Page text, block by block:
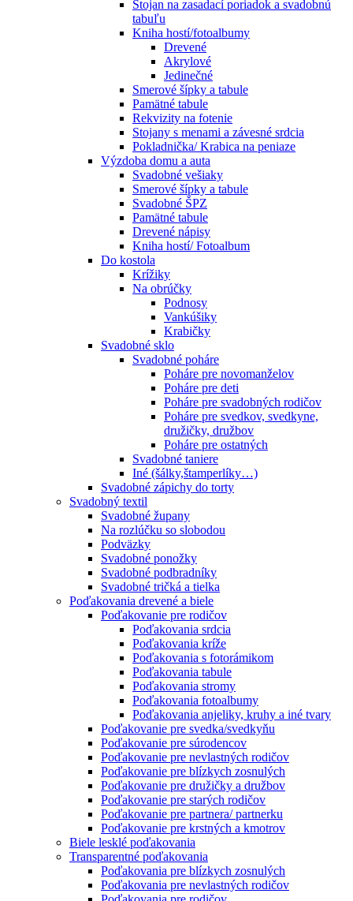
Stojan na zasadací poriadok a svadobnú
tabuľu
Kniha hostí/fotoalbumy
Drevené
Akrylové
Jedinečné
Smerové šípky a tabule
Pamätné tabule
Rekvizity na fotenie
Stojany s menami a závesné srdcia
Pokladnička/ Krabica na peniaze
Výzdoba domu a auta
Svadobné vešiaky
Smerové šípky a tabule
Svadobné ŠPZ
Pamätné tabule
Drevené nápisy
Kniha hostí/ Fotoalbum
Do kostola
Krížiky
Na obrúčky
Podnosy
Vankúšiky
Krabičky
Svadobné sklo
Svadobné poháre
Poháre pre novomanželov
Poháre pre deti
Poháre pre svadobných rodičov
Poháre pre svedkov, svedkyne,
družičky, družbov
Poháre pre ostatných
Svadobné taniere
Iné (šálky,štamperlíky…)
Svadobné zápichy do torty
Svadobný textil
Svadobné župany
Na rozlúčku so slobodou
Podväzky
Svadobné ponožky
Svadobné podbradníky
Svadobné tričká a tielka
Poďakovania drevené a biele
Poďakovanie pre rodičov
Poďakovania srdcia
Poďakovania kríže
Poďakovania s fotorámikom
Poďakovania tabule
Poďakovania stromy
Poďakovania fotoalbumy
Poďakovania anjeliky, kruhy a iné tvary
Poďakovanie pre svedka/svedkyňu
Poďakovanie pre súrodencov
Poďakovanie pre nevlastných rodičov
Poďakovanie pre blízkych zosnulých
Poďakovanie pre družičky a družbov
Poďakovanie pre starých rodičov
Poďakovanie pre partnera/ partnerku
Poďakovanie pre krstných a kmotrov
Biele lesklé poďakovania
Transparentné poďakovania
Poďakovania pre blízkych zosnulých
Poďakovania pre nevlastných rodičov